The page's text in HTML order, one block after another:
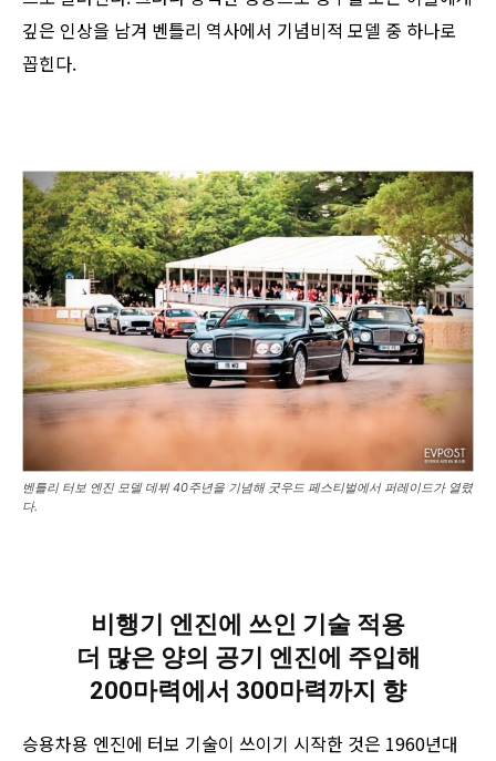
깊은 인상을 남겨 벤틀리 역사에서 기념비적 모델 중 하나로
꼽힌다.
벤틀리 터보 엔진 모델 데뷔 40주년을 기념해 굿우드 페스티벌에서 퍼레이드가 열렸
다.
비행기 엔진에 쓰인 기술 적용
더 많은 양의 공기 엔진에 주입해
200마력에서 300마력까지 향
승용차용 엔진에 터보 기술이 쓰이기 시작한 것은 1960년대